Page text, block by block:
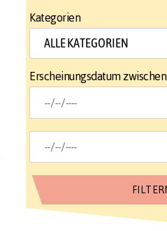
Kategorien
Erscheinungsdatum zwischen